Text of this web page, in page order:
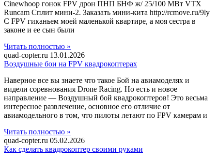
Cinewhoop гонок FPV дрон ПНП БНФ ж/ 25/100 МВт VTX
Runcam Сплит мини-2. Заказать мини-кита http://rcmove.ru/9ly
С FPV гиканьем моей маленькой квартире, а моя сестра в
законе и ее сын были
Читать полностью »
quad-copter.ru 13.01.2026
Воздушные бои на FPV квадрокоптерах
Наверное все вы знаете что такое Бой на авиамоделях и
видели соревнования Drone Racing. Но есть и новое
направление — Воздушный бой квадрокоптеров! Это весьма
интересное развлечение, основное его отличие от
авиамодельного в том, что пилоты летают по FPV камерам и
Читать полностью »
quad-copter.ru 05.02.2026
Как сделать квадрокоптер своими руками